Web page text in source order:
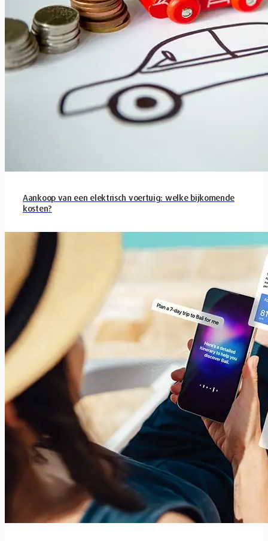
Aankoop van een elektrisch voertuig: welke bijkomende
kosten?